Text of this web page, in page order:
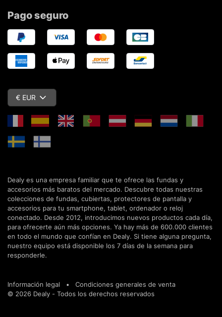
Pago seguro
€ EUR
Dealy es una empresa familiar que te ofrece las fundas y
accesorios más baratos del mercado. Descubre todas nuestras
colecciones de fundas, cubiertas, protectores de pantalla y
accesorios para tu smartphone, tablet, ordenador o reloj
conectado. Desde 2012, introducimos nuevos productos cada día,
para ofrecerte aún más opciones. Ya hay más de 600.000 clientes
en todo el mundo que confían en Dealy. Si tiene alguna pregunta,
nuestro equipo está disponible los 7 días de la semana para
responderle.
© 2026 Dealy - Todos los derechos reservados
Información legal • Condiciones generales de venta